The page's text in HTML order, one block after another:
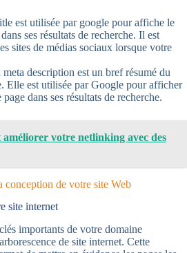
est utilisée par google pour affiche le
ses résultats de recherche. Il est
sites de médias sociaux lorsque votre
meta description est un bref résumé du
Elle est utilisée par Google pour afficher
dans ses résultats de recherche.
améliorer votre netlinking avec des
conception de votre site Web
site internet
importants de votre domaine
de site internet. Cette